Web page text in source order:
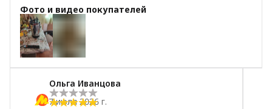
4 звезды
3 звезды
2 звезды
1 звезда
Фото и видео покупателей
+2
Ольга Иванцова
7 июля 2026 г.